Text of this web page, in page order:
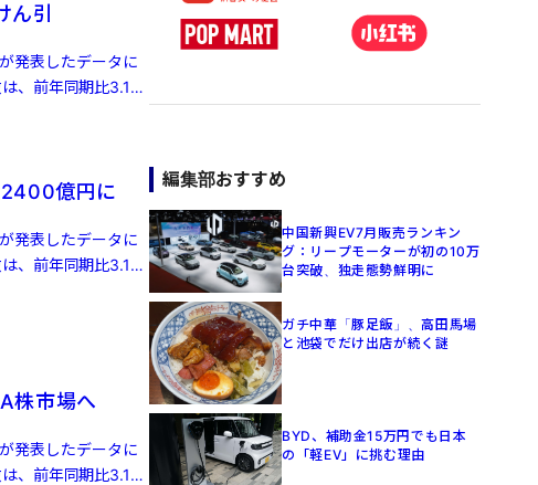
引
発表したデータに
、前年同期比3.1%
億円に
発表したデータに
、前年同期比3.1%
株市場へ
発表したデータに
、前年同期比3.1%
編集部おすすめ
中国新興EV7月販売ランキン
グ：リープモーターが初の10万
台突破、独走態勢鮮明に
ガチ中華「豚足飯」、高田馬場
と池袋でだけ出店が続く謎
BYD、補助金15万円でも日本
の「軽EV」に挑む理由